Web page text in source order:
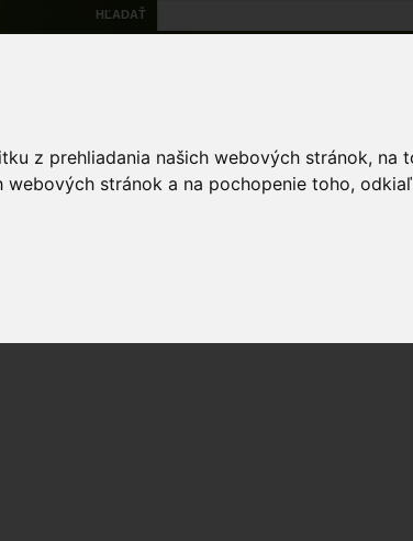
z prehliadania našich webových stránok, na
stránok a na pochopenie toho,
HĽADAŤ
Mapové nástroje Žiadosti a výnimky